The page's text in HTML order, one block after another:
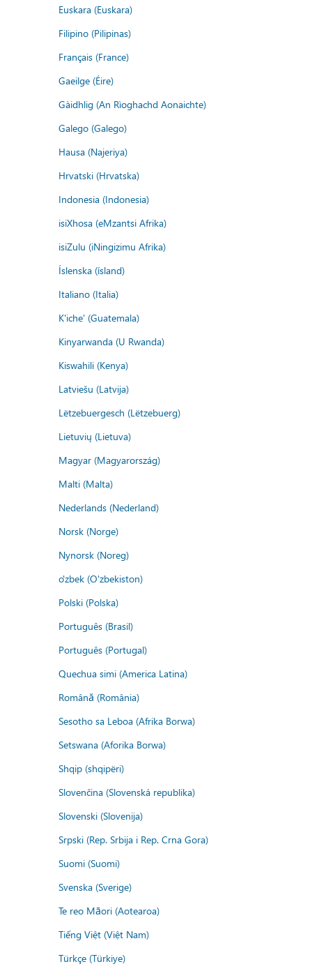
Euskara (Euskara)
Filipino (Pilipinas)
Français (France)
Gaeilge (Éire)
Gàidhlig (An Rìoghachd Aonaichte)
Galego (Galego)
Hausa (Najeriya)
Hrvatski (Hrvatska)
Indonesia (Indonesia)
isiXhosa (eMzantsi Afrika)
isiZulu (iNingizimu Afrika)
Íslenska (ísland)
Italiano (Italia)
K'iche' (Guatemala)
Kinyarwanda (U Rwanda)
Kiswahili (Kenya)
Latviešu (Latvija)
Lëtzebuergesch (Lëtzebuerg)
Lietuvių (Lietuva)
Magyar (Magyarország)
Malti (Malta)
Nederlands (Nederland)
Norsk (Norge)
Nynorsk (Noreg)
o'zbek (O'zbekiston)
Polski (Polska)
Português (Brasil)
Português (Portugal)
Quechua simi (America Latina)
Română (România)
Sesotho sa Leboa (Afrika Borwa)
Setswana (Aforika Borwa)
Shqip (shqipëri)
Slovenčina (Slovenská republika)
Slovenski (Slovenija)
Srpski (Rep. Srbija i Rep. Crna Gora)
Suomi (Suomi)
Svenska (Sverige)
Te reo Māori (Aotearoa)
Tiếng Việt (Việt Nam)
Türkçe (Türkiye)